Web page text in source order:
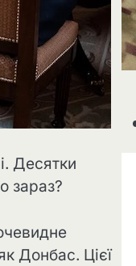
Десятки
зараз?
Донбас. Цієї